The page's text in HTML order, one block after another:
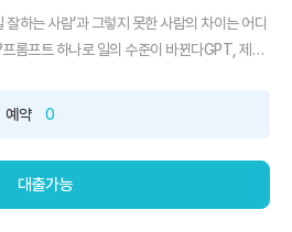
잘하는 사람’과 그렇지 못한 사람의 차이는 어디
롬프트 하나로 일의 수준이 바뀐다GPT, 제미
전히 이렇게 말한다.“써봤는데… 내 업무에는 잘
예약 0
대출가능